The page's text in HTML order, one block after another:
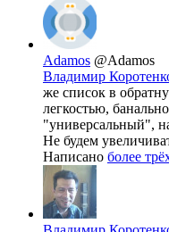
Adamos @Adamos
Владимир
же список в
легкостью,
"универсальный",
Не будем
Написано более